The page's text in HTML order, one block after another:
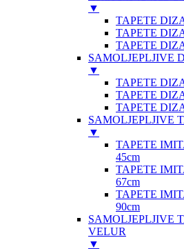
▼
TAPETE
TAPETE
TAPETE
SAMOLJEPLJIVE
▼
TAPETE
TAPETE
TAPETE
SAMOLJEPLJIVE
▼
TAPETE
45cm
TAPETE
67cm
TAPETE
90cm
SAMOLJEPLJIVE
VELUR
▼